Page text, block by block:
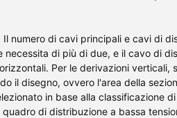
Il numero di cavi principali e cavi di
necessita di più di due, e il cavo di
Per le derivazioni
il disegno, ovvero l'area della
in base alla classificazione
di distribuzione a bassa